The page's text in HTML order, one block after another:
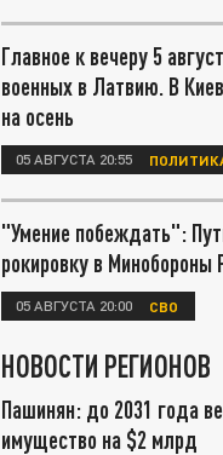
Главное к вечеру 5
военных в Латвию. В
на осень
05 АВГУСТА 20:55
"Умение побеждать":
рокировку в Минобороны
05 АВГУСТА 20:00 СВО
НОВОСТИ РЕГИОНОВ
Пашинян: до 2031 года
имущество на $2 млрд